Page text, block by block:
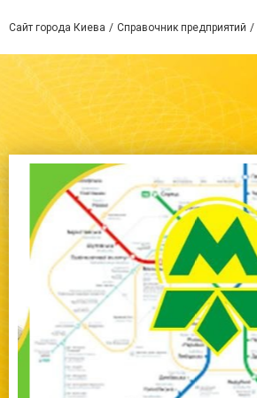
Сайт города Киева Справочник предприятий